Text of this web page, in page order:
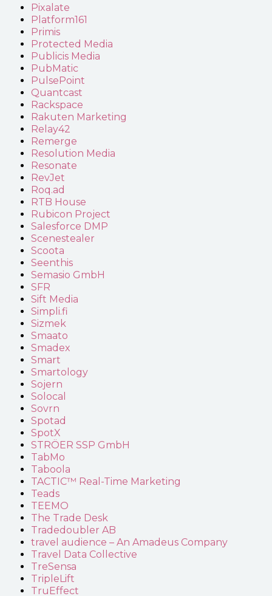
Pixalate
Platform161
Primis
Protected Media
Publicis Media
PubMatic
PulsePoint
Quantcast
Rackspace
Rakuten Marketing
Relay42
Remerge
Resolution Media
Resonate
RevJet
Roq.ad
RTB House
Rubicon Project
Salesforce DMP
Scenestealer
Scoota
Seenthis
Semasio GmbH
SFR
Sift Media
Simpli.fi
Sizmek
Smaato
Smadex
Smart
Smartology
Sojern
Solocal
Sovrn
Spotad
SpotX
STRÖER SSP GmbH
TabMo
Taboola
TACTIC™ Real-Time Marketing
Teads
TEEMO
The Trade Desk
Tradedoubler AB
travel audience – An Amadeus Company
Travel Data Collective
TreSensa
TripleLift
TruEffect